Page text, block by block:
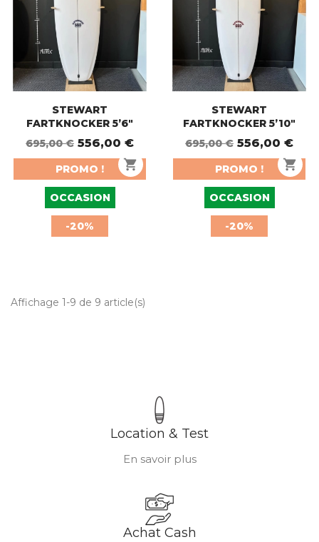
shopping_cart
STEWART
FARTKNOCKER 5’6"
695,00 € 556,00 €
OCCASION
PROMO !
-20%
shopping_cart
STEWART
FARTKNOCKER 5’10"
695,00 € 556,00 €
OCCASION
PROMO !
-20%
Affichage 1-9 de 9 article(s)
Location & Test
En savoir plus
Achat Cash